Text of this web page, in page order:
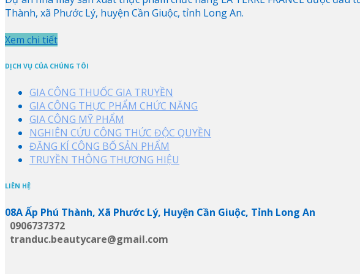
Thành, xã Phước Lý, huyện Cần Giuộc, tỉnh Long An.
Xem chi tiết
DỊCH VỤ CỦA CHÚNG TÔI
GIA CÔNG THUỐC GIA TRUYỀN
GIA CÔNG THỰC PHẨM CHỨC NĂNG
GIA CÔNG MỸ PHẨM
NGHIÊN CỨU CÔNG THỨC ĐỘC QUYỀN
ĐĂNG KÍ CÔNG BỐ SẢN PHẨM
TRUYỀN THÔNG THƯƠNG HIỆU
LIÊN HỆ
08A Ấp Phú Thành, Xã Phước Lý, Huyện Cần Giuộc, Tỉnh Long An
0906737372
tranduc.beautycare@gmail.com